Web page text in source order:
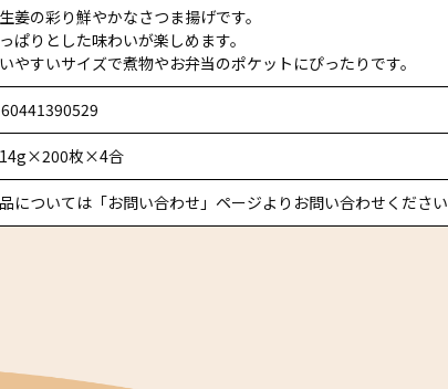
姜の彩り鮮やかなさつま揚げです。
ぱりとした味わいが楽しめます。
やすいサイズで煮物やお弁当のポケットにぴったりです。
枚×4合
については「お問い合わせ」ページよりお問い合わせください